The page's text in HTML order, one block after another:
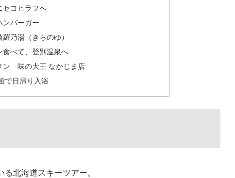
セコヒラフへ
ンバーガー
乃湯（きらのゆ）
食べて、登別温泉へ
ン 味の大王 なかじま店
で日帰り入浴
北海道スキーツアー。